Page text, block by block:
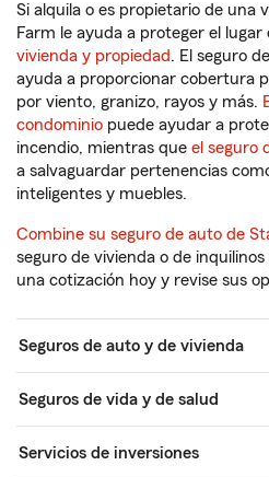
Si alquila o es propietario de una
Farm le ayuda a proteger el lugar
vivienda y propiedad. El seguro
ayuda a proporcionar cobertura
por viento, granizo, rayos y más.
condominio puede ayudar a
incendio, mientras que el seguro
a salvaguardar pertenencias
inteligentes y muebles.
Combine su seguro de auto de
seguro de vivienda o de
una cotización hoy y revise sus
Seguros de auto y de vivienda
Seguros de vida y de salud
Servicios de inversiones